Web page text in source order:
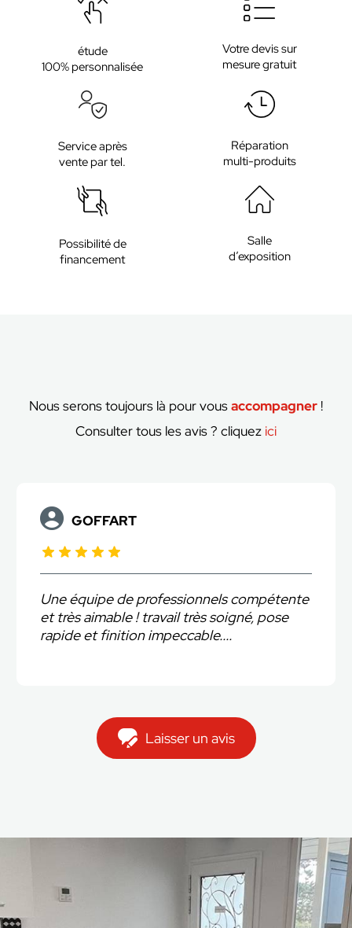
étude
100% personnalisée
Votre devis sur
mesure gratuit
Service après
vente par tel.
Réparation
multi-produits
Possibilité de
financement
Salle
d’exposition
Nous serons toujours là pour vousaccompagner !
Consulter tous les avis ? cliquez ici
GOFFART
Une équipe de professionnels compétente
et très aimable ! travail très soigné, pose
rapide et finition impeccable....
Laisser un avis